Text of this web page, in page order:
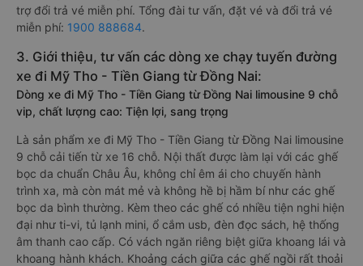
trợ đổi trả vé miễn phí. Tổng đài tư vấn, đặt vé và đổi trả vé
miễn phí: 1900 888684.
3. Giới thiệu, tư vấn các dòng xe chạy tuyến đường
xe đi Mỹ Tho - Tiền Giang từ Đồng Nai:
Dòng xe đi Mỹ Tho - Tiền Giang từ Đồng Nai limousine 9 chỗ
vip, chất lượng cao: Tiện lợi, sang trọng
Là sản phẩm xe đi Mỹ Tho - Tiền Giang từ Đồng Nai limousine
9 chỗ cải tiến từ xe 16 chỗ. Nội thất được làm lại với các ghế
bọc da chuẩn Châu Âu, không chỉ êm ái cho chuyến hành
trình xa, mà còn mát mẻ và không hề bị hầm bí như các ghế
bọc da bình thường. Kèm theo các ghế có nhiều tiện nghi hiện
đại như ti-vi, tủ lạnh mini, ổ cắm usb, đèn đọc sách, hệ thống
âm thanh cao cấp. Có vách ngăn riêng biệt giữa khoang lái và
khoang hành khách. Khoảng cách giữa các ghế ngồi rất thoải